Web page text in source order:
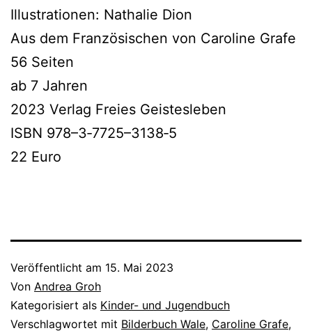
Illustrationen: Nathalie Dion
Aus dem Französischen von Caroline Grafe
56 Seiten
ab 7 Jahren
2023 Verlag Freies Geistesleben
ISBN 978–3‑7725–3138‑5
22 Euro
Veröffentlicht am 15. Mai 2023
Von Andrea Groh
Kategorisiert als Kinder- und Jugendbuch
Verschlagwortet mit Bilderbuch Wale, Caroline Grafe,